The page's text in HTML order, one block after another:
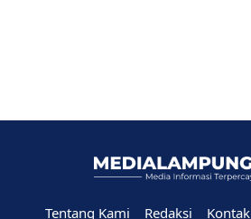
Tentang Kami Redaksi Kontak